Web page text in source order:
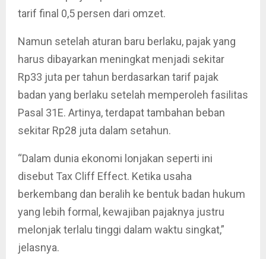
tarif final 0,5 persen dari omzet.
Namun setelah aturan baru berlaku, pajak yang
harus dibayarkan meningkat menjadi sekitar
Rp33 juta per tahun berdasarkan tarif pajak
badan yang berlaku setelah memperoleh fasilitas
Pasal 31E. Artinya, terdapat tambahan beban
sekitar Rp28 juta dalam setahun.
“Dalam dunia ekonomi lonjakan seperti ini
disebut Tax Cliff Effect. Ketika usaha
berkembang dan beralih ke bentuk badan hukum
yang lebih formal, kewajiban pajaknya justru
melonjak terlalu tinggi dalam waktu singkat,”
jelasnya.